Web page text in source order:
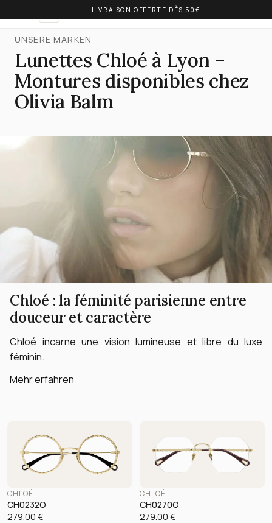
LIVRAISON OFFERTE DÈS 50€
OLIVIA BALM
UNSERE MARKEN
Lunettes Chloé à Lyon –
Montures disponibles chez
Olivia Balm
Chloé : la féminité parisienne entre
douceur et caractère
Chloé incarne une vision lumineuse et libre du luxe
féminin.
Mehr erfahren
CHLOÉ
CH0232O
279.00 €
CHLOÉ
CH0270O
279.00 €